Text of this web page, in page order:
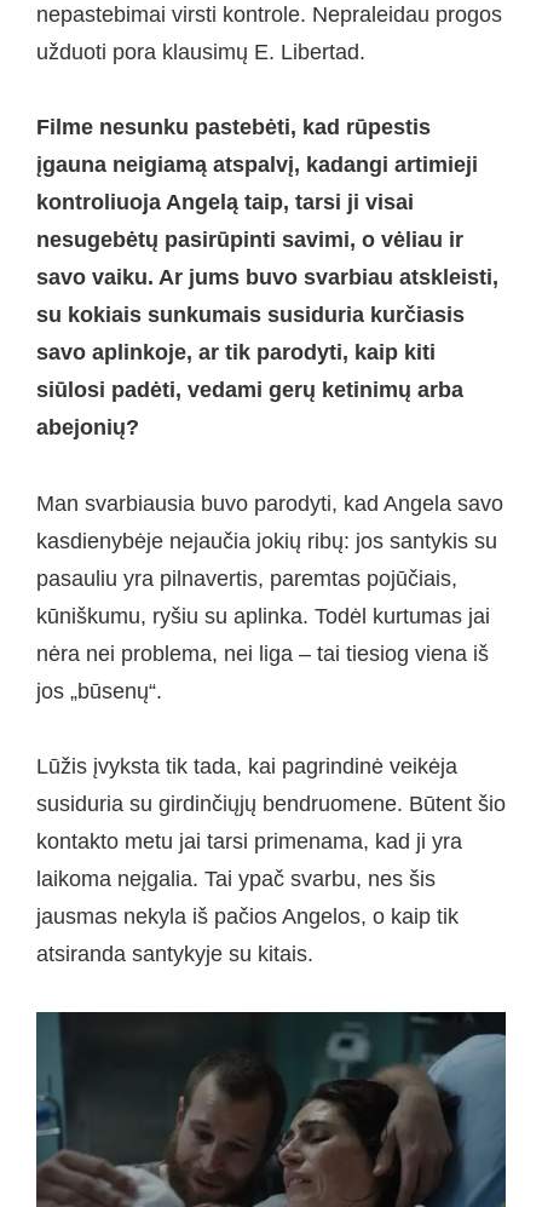
nepastebimai virsti kontrole. Nepraleidau progos
užduoti pora klausimų E. Libertad.
Filme nesunku pastebėti, kad rūpestis
įgauna neigiamą atspalvį, kadangi artimieji
kontroliuoja Angelą taip, tarsi ji visai
nesugebėtų pasirūpinti savimi, o vėliau ir
savo vaiku. Ar jums buvo svarbiau atskleisti,
su kokiais sunkumais susiduria kurčiasis
savo aplinkoje, ar tik parodyti, kaip kiti
siūlosi padėti, vedami gerų ketinimų arba
abejonių?
Man svarbiausia buvo parodyti, kad Angela savo
kasdienybėje nejaučia jokių ribų: jos santykis su
pasauliu yra pilnavertis, paremtas pojūčiais,
kūniškumu, ryšiu su aplinka. Todėl kurtumas jai
nėra nei problema, nei liga – tai tiesiog viena iš
jos „būsenų“.
Lūžis įvyksta tik tada, kai pagrindinė veikėja
susiduria su girdinčiųjų bendruomene. Būtent šio
kontakto metu jai tarsi primenama, kad ji yra
laikoma neįgalia. Tai ypač svarbu, nes šis
jausmas nekyla iš pačios Angelos, o kaip tik
atsiranda santykyje su kitais.